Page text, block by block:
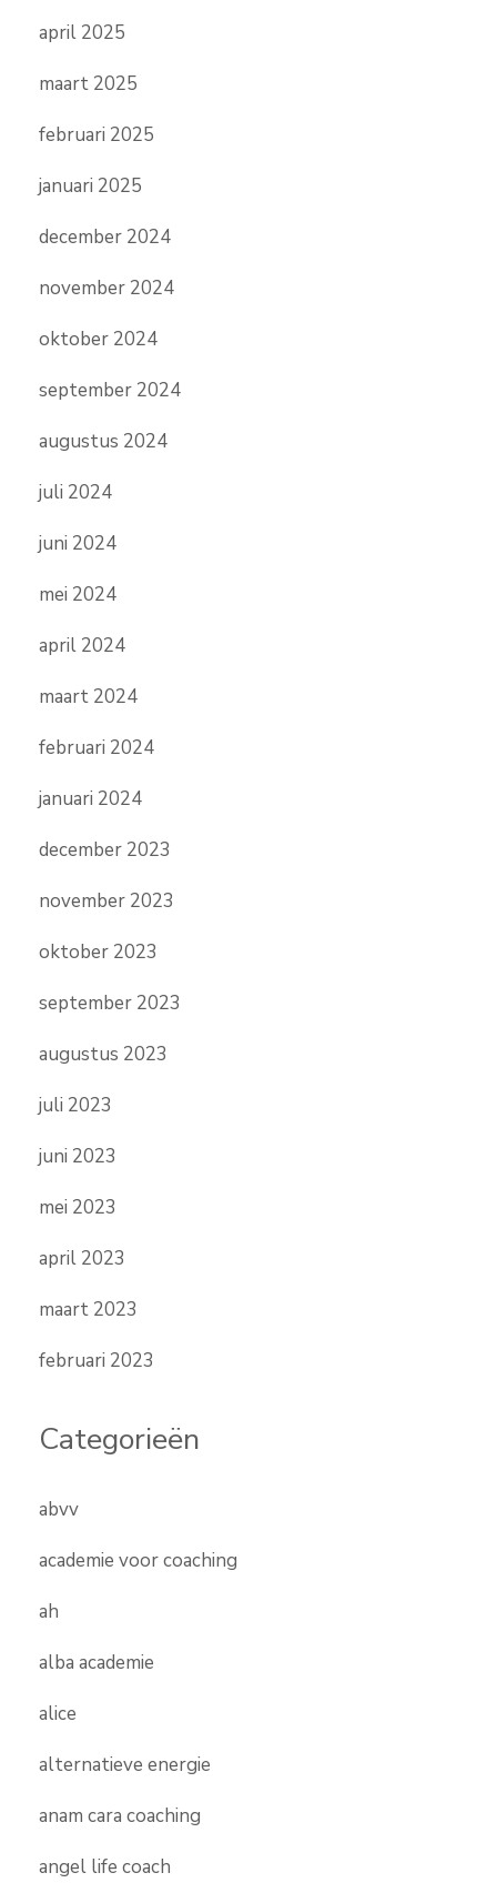
april 2025
maart 2025
februari 2025
januari 2025
december 2024
november 2024
oktober 2024
september 2024
augustus 2024
juli 2024
juni 2024
mei 2024
april 2024
maart 2024
februari 2024
januari 2024
december 2023
november 2023
oktober 2023
september 2023
augustus 2023
juli 2023
juni 2023
mei 2023
april 2023
maart 2023
februari 2023
Categorieën
abvv
academie voor coaching
ah
alba academie
alice
alternatieve energie
anam cara coaching
angel life coach